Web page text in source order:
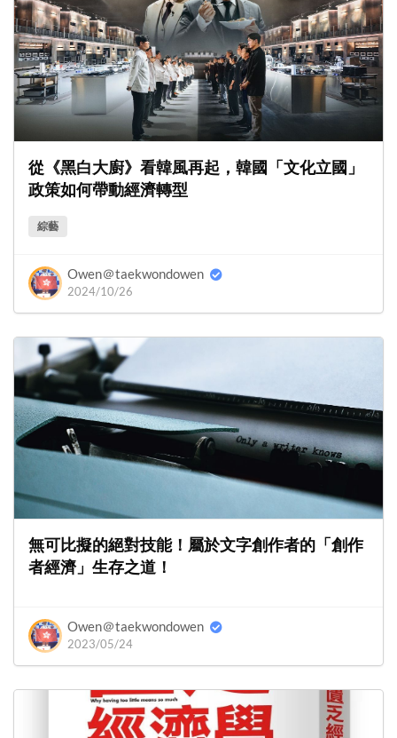
從《黑白大廚》看韓風再起，韓國「文化立國」
政策如何帶動經濟轉型
綜藝
Owen＠taekwondowen
2024/10/26
無可比擬的絕對技能！屬於文字創作者的「創作
者經濟」生存之道！
Owen＠taekwondowen
2023/05/24